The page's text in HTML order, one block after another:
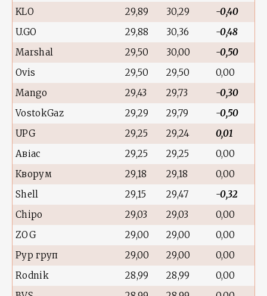
KLO
29,89 30,29
-0,40
U.GO
29,88 30,36
-0,48
Marshal
29,50 30,00
-0,50
Ovis
29,50 29,50
0,00
Mango
29,43 29,73
-0,30
VostokGaz
29,29 29,79
-0,50
UPG
29,25 29,24
0,01
Авіас
29,25 29,25
0,00
Кворум
29,18 29,18
0,00
Shell
29,15 29,47
-0,32
Chipo
29,03 29,03
0,00
ZOG
29,00 29,00
0,00
Рур груп
29,00 29,00
0,00
Rodnik
28,99 28,99
0,00